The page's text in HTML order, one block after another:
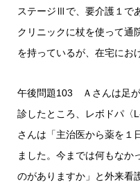
ステージⅢで、要介護１で
クリニックに杖を使って通
を持っているが、在宅にお
午後問題103 Ａさんは足
診したところ、レボドパ〈
さんは「主治医から薬を１
ました。今までは何もなか
のがありますか」と外来看